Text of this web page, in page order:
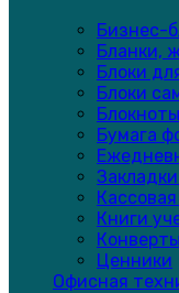
Бизнес-
Бланки,
Блоки
Блоки
Бумага
Книги
Ценники
Офисная